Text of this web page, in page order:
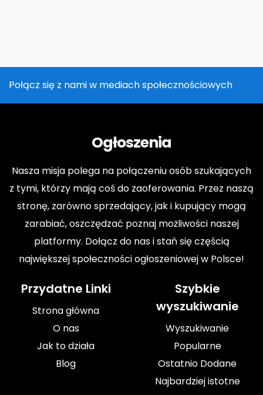
Połącz się z nami w mediach społecznościowych
Ogłoszenia
Nasza misja polega na połączeniu osób szukających
z tymi, którzy mają coś do zaoferowania. Przez naszą
stronę, zarówno sprzedający, jak i kupujący mogą
zarabiać, oszczędzać poznaj możliwości naszej
platformy. Dołącz do nas i stań się częścią
największej społeczności ogłoszeniowej w Polsce!
Przydatne Linki
Strona główna
O nas
Jak to działa
Blog
Szybkie
wyszukiwanie
Wyszukiwanie
Popularne
Ostatnio Dodane
Najbardziej istotne